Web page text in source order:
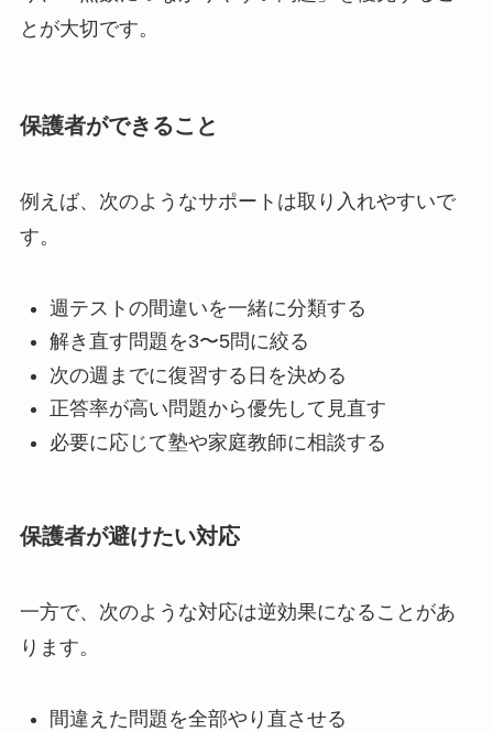
とが大切です。
保護者ができること
例えば、次のようなサポートは取り入れやすいで
す。
週テストの間違いを一緒に分類する
解き直す問題を3〜5問に絞る
次の週までに復習する日を決める
正答率が高い問題から優先して見直す
必要に応じて塾や家庭教師に相談する
保護者が避けたい対応
一方で、次のような対応は逆効果になることがあ
ります。
間違えた問題を全部やり直させる